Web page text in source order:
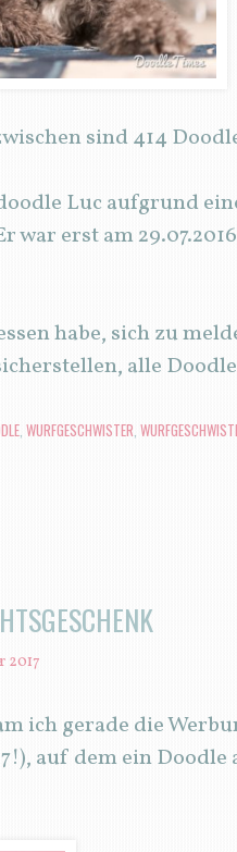
sind 414
Luc aufgrund
war erst am
habe, sich zu
alle
, WURFGESCHWISTER,
2017
ich gerade die
auf dem ein